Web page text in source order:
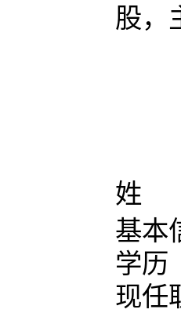
股，
姓
基本
学历
现任